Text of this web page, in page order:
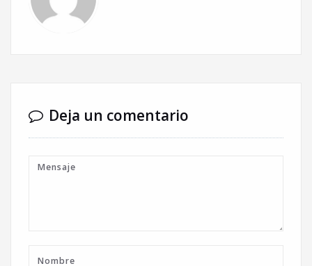
Deja un comentario